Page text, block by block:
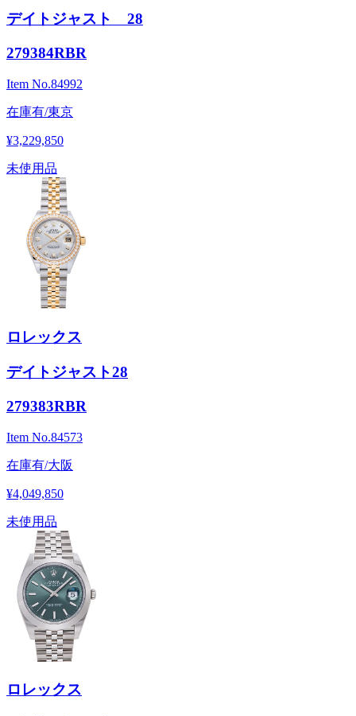
デイトジャスト 28
279384RBR
Item No.84992
在庫有/東京
¥3,229,850
未使用品
ロレックス
デイトジャスト28
279383RBR
Item No.84573
在庫有/大阪
¥4,049,850
未使用品
ロレックス